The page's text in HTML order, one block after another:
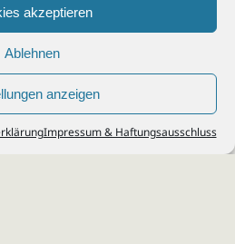
akzeptieren
Ablehnen
anzeigen
Impressum & Haftungsausschluss
- Steuerberatung Poll, Porz, Deutz, Mülheim,